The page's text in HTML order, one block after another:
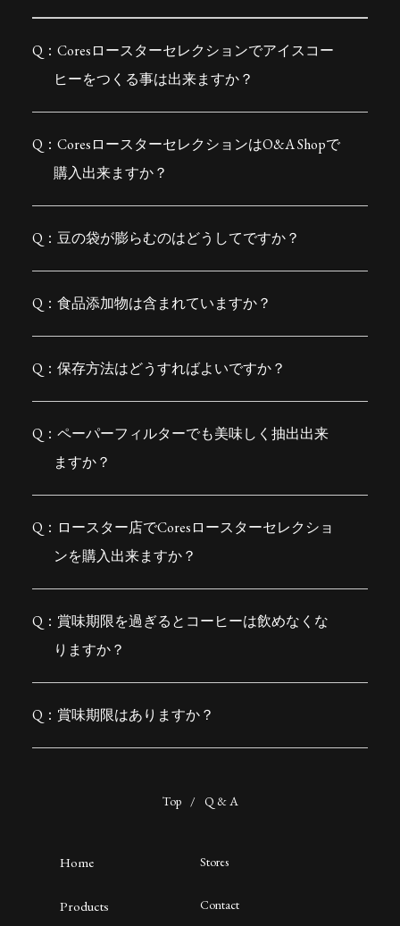
Coresロースターセレクションでアイスコー
ヒーをつくる事は出来ますか？
CoresロースターセレクションはO&A Shopで
購入出来ますか？
豆の袋が膨らむのはどうしてですか？
食品添加物は含まれていますか？
保存方法はどうすればよいですか？
ペーパーフィルターでも美味しく抽出出来
ますか？
ロースター店でCoresロースターセレクショ
ンを購入出来ますか？
賞味期限を過ぎるとコーヒーは飲めなくな
りますか？
賞味期限はありますか？
Top / Q & A
Home
Products
Stores
Contact